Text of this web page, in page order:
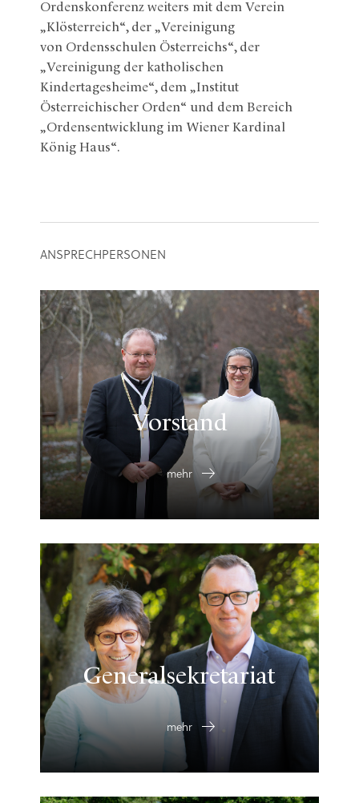
Ordenskonferenz weiters mit dem Verein
„Klösterreich“, der „Vereinigung
von Ordensschulen Österreichs“, der
„Vereinigung der katholischen
Kindertagesheime“, dem „Institut
Österreichischer Orden“ und dem Bereich
„Ordensentwicklung im Wiener Kardinal
König Haus“.
ANSPRECHPERSONEN
Vorstand
mehr
Generalsekretariat
mehr